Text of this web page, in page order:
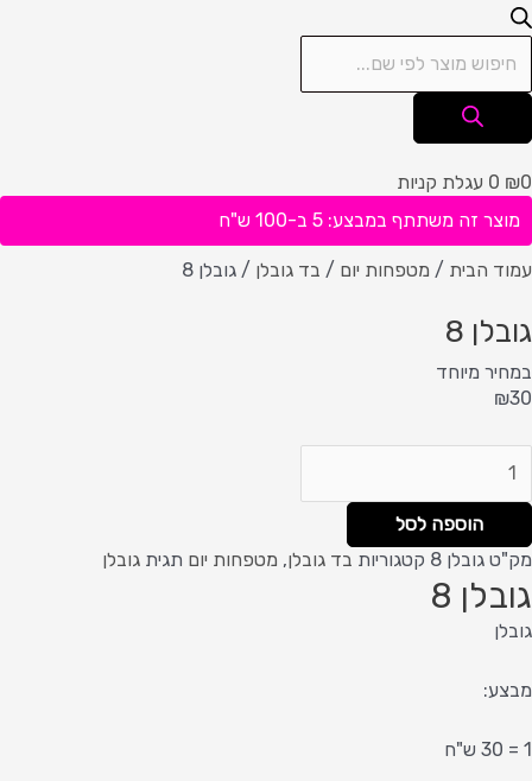
₪0
0 עגלת קניות
מוצר זה משתתף במבצע: 5 ב-100 ש"ח
עמוד הבית / מטפחות יום / בד גובלן / גובלן 8
גובלן 8
במחיר מיוחד
₪30
הוספה לסל
מק"ט גובלן 8 קטגוריות בד גובלן, מטפחות יום תגית גובלן
גובלן 8
גובלן
מבצע:
1 = 30 ש"ח